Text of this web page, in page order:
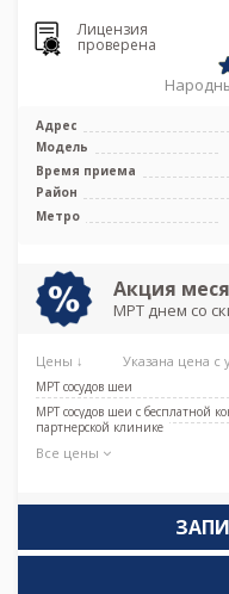
Лицензия
проверена
Адрес
Модель
Время приема
Район
Метро
Акция
МРТ днем со
Цены ↓ Указана цена с
МРТ сосудов шеи
МРТ сосудов шеи с бесплатной
партнерской клинике
Все цены